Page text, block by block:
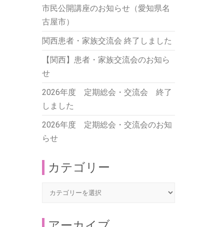
市民公開講座のお知らせ（愛知県名
古屋市）
関西患者・家族交流会 終了しました
【関西】患者・家族交流会のお知ら
せ
2026年度 定期総会・交流会 終了
しました
2026年度 定期総会・交流会のお知
らせ
カテゴリー